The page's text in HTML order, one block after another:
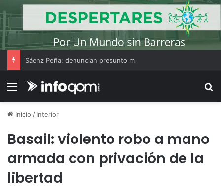
Menú
Inicio / Interior
Basail: violento robo a mano
armada con privación de la
libertad